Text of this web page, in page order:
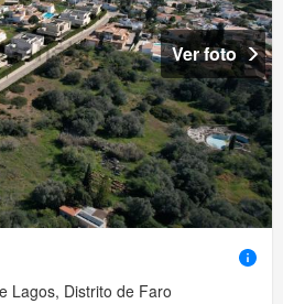
Ver foto
Lagos, Distrito de Faro